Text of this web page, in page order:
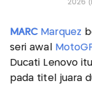
2026
MARCMarquez
seri awal
Ducati Lenovo
pada titel juara